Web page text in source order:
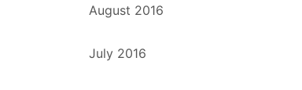
August 2016
July 2016